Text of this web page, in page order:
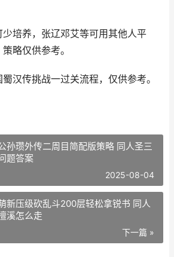
培养，张辽邓艾等可用其他人平
略仅供参考。
汉传挑战一过关流程，仅供参考。
孙瓒外传二周目简配版策略 同人圣三
题答案
2025-08-04
新压级砍乱斗200层轻松拿锐书 同人
溪怎么走
下一篇 »